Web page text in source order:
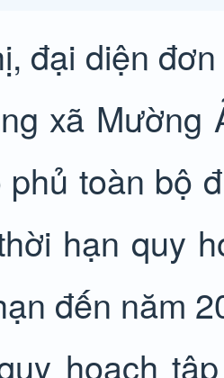
đại diện
xã Mường
phủ toàn bộ
hạn quy
đến năm
hoạch